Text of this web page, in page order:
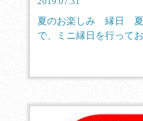
夏のお楽しみ 縁日 夏
で、ミニ縁日を行って